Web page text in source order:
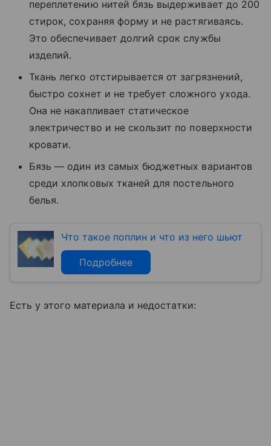
переплетению нитей бязь выдерживает до 200
стирок, сохраняя форму и не растягиваясь.
Это обеспечивает долгий срок службы
изделий.
Ткань легко отстирывается от загрязнений,
быстро сохнет и не требует сложного ухода.
Она не накапливает статическое
электричество и не скользит по поверхности
кровати.
Бязь — один из самых бюджетных вариантов
среди хлопковых тканей для постельного
белья.
Что такое поплин и что из него шьют
Подробнее
Есть у этого материала и недостатки: